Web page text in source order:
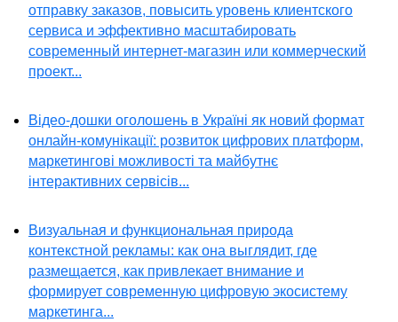
отправку заказов, повысить уровень клиентского
сервиса и эффективно масштабировать
современный интернет-магазин или коммерческий
проект...
Відео-дошки оголошень в Україні як новий формат
онлайн-комунікації: розвиток цифрових платформ,
маркетингові можливості та майбутнє
інтерактивних сервісів...
Визуальная и функциональная природа
контекстной рекламы: как она выглядит, где
размещается, как привлекает внимание и
формирует современную цифровую экосистему
маркетинга...